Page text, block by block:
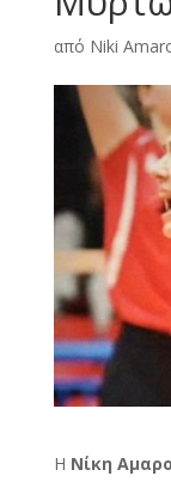
από Niki
Η Νίκη